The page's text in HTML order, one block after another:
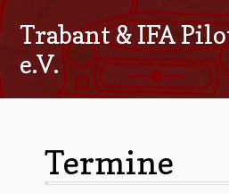
Zur
Navigation
springen
Zum
springen
Trabant & IFA
e.V.
Home
Galerie
Termine